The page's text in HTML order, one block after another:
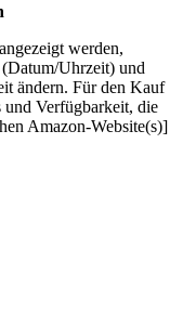
werden,
(Datum/Uhrzeit) und
ändern. Für den Kauf
und Verfügbarkeit, die
Amazon-Website(s)]